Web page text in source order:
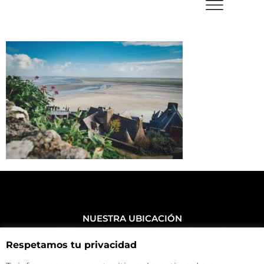
NUESTRA UBICACIÓN
Haz click aquí y mira como llegar a la tienda
CONTACTA CON NOSOTROS
+34 972 500 449
Respetamos tu privacidad